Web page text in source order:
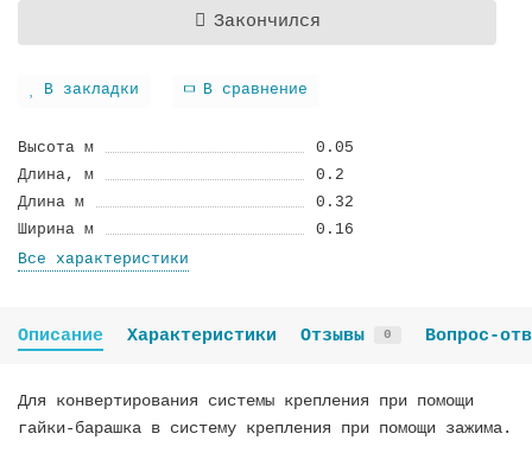
Закончился
В закладки В сравнение
Высота м
0.05
Длина, м
0.2
Длина м
0.32
Ширина м
0.16
Все характеристики
Описание Характеристики Отзывы 0 Вопрос-
Для конвертирования системы крепления при помощи
гайки-барашка в систему крепления при помощи зажима.